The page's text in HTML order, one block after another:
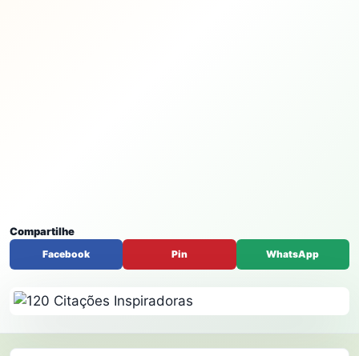
Compartilhe
Facebook Pin WhatsApp